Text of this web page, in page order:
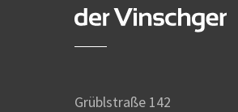
Grüblstraße 142